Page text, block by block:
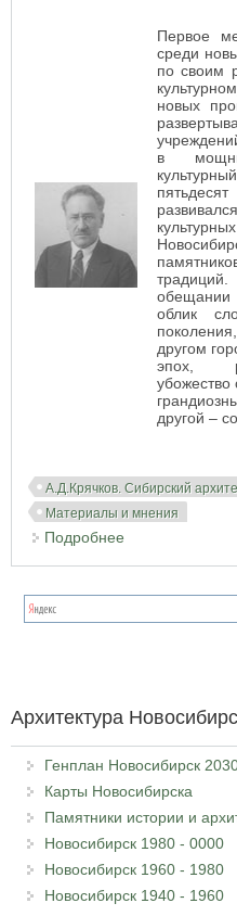
Первое
среди
по своим
новых
в
облик
другом
эпох,
убожество
другой –
А.Д.Крячков. Сибирский
Материалы и мнения
Подробнее
Архитектура
Генплан Новосибирск
Карты Новосибирска
Памятники истории и
Новосибирск 1980 - 0000
Новосибирск 1960 - 1980
Новосибирск 1940 - 1960